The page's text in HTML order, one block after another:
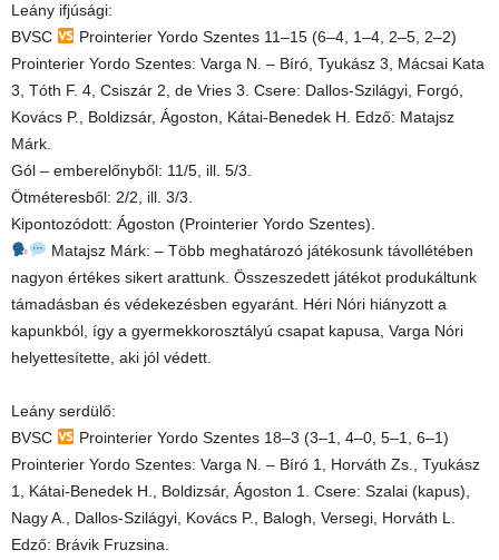
Leány ifjúsági:
BVSC
Prointerier Yordo Szentes 11–15 (6–4, 1–4, 2–5, 2–2)
Prointerier Yordo Szentes: Varga N. – Bíró, Tyukász 3, Mácsai Kata
3, Tóth F. 4, Csiszár 2, de Vries 3. Csere: Dallos-Szilágyi, Forgó,
Kovács P., Boldizsár, Ágoston, Kátai-Benedek H. Edző: Matajsz
Márk.
Gól – emberelőnyből: 11/5, ill. 5/3.
Ötméteresből: 2/2, ill. 3/3.
Kipontozódott: Ágoston (Prointerier Yordo Szentes).
Matajsz Márk: – Több meghatározó játékosunk távollétében
nagyon értékes sikert arattunk. Összeszedett játékot produkáltunk
támadásban és védekezésben egyaránt. Héri Nóri hiányzott a
kapunkból, így a gyermekkorosztályú csapat kapusa, Varga Nóri
helyettesítette, aki jól védett.
Leány serdülő:
BVSC
Prointerier Yordo Szentes 18–3 (3–1, 4–0, 5–1, 6–1)
Prointerier Yordo Szentes: Varga N. – Bíró 1, Horváth Zs., Tyukász
1, Kátai-Benedek H., Boldizsár, Ágoston 1. Csere: Szalai (kapus),
Nagy A., Dallos-Szilágyi, Kovács P., Balogh, Versegi, Horváth L.
Edző: Brávik Fruzsina.